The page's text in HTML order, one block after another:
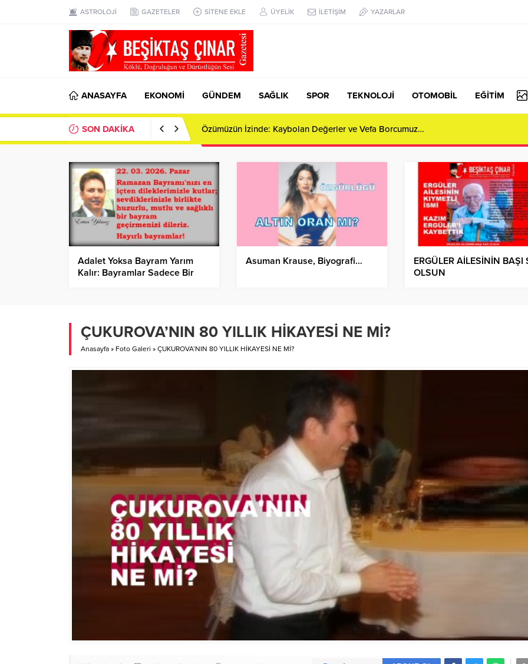
ASTROLOJİ GAZETELER SİTENE EKLE ÜYELİK İLETİŞİM YAZARLAR
ANASAYFA EKONOMİ GÜNDEM SAĞLIK SPOR TEKNOLOJİ OTOMOBİL EĞİTİM
SON DAKİKA Bursa’da Toplu Konut Şantiyesinde İşçi Kıyameti: “Emek Bizim, Mağduriyet Bizim!”
Adalet Yoksa Bayram Yarım
Kalır: Bayramlar Sadece Bir
Asuman Krause, Biyografi…
ERGÜLER AİLESİNİN BAŞI
OLSUN
ÇUKUROVA’NIN 80 YILLIK HİKAYESİ NE Mİ?
Anasayfa » Foto Galeri » ÇUKUROVA’NIN 80 YILLIK HİKAYESİ NE Mİ?
Gaziantep İslahiye’de Yetişen
Antep Karası Parmak Üzümü…
Popo estetiği yaptıran ünlüler!